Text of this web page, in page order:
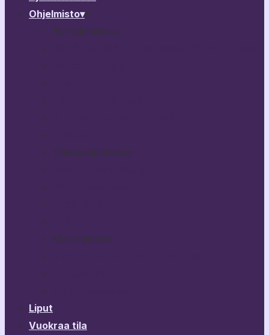
Ohjelmisto▾▾
Nyt ohjelmistossa
Tulossa ohjelmistoon
Muu ohjelmisto
Liput
Vuokraa tila